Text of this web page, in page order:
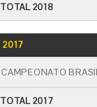
TOTAL 2018
2017
CAMPEONATO
TOTAL 2017